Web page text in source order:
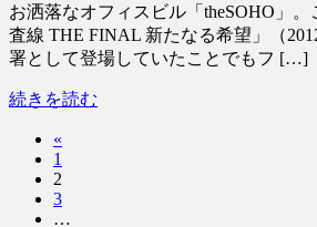
お洒落なオフィスビル「theSOHO」
査線 THE FINAL 新たなる希望」（
署として登場していたことでもフ […]
続きを読む
«
固
定
ペ
1
固
定
2
固
定
3
…